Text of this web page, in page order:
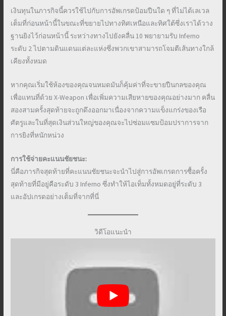
เงินทุนในภารกิจนี้ควรใช้ไปกับการอัพเกรดป้อมปืนใด ๆ ที่ไม่ได้เลเวล
เต็มที่ก่อนหน้านี้ในขณะที่ขยายไปทางทิศเหนือและทิศใต้ซึ่งเราได้วาง
ฐานยิงไว้ก่อนหน้านี้ ระหว่างทางไปยังคลื่น 10 พยายามรับ Inferno
ระดับ 2 ไปตามดินแดนแต่ละแห่งซึ่งพวกเขาสามารถโจมตีเส้นทางใกล้
เคียงทั้งหมด
หากคุณเริ่มใช้ห้องของคุณจนหมดมันก็คุ้มค่าที่จะขายปืนกลของคุณ
เพื่อแทนที่ด้วย X-Weapon เพื่อเพิ่มความเสียหายของคุณอย่างมาก คลื่น
สองสามครั้งสุดท้ายจะถูกดึงออกมาเนื่องจากความแข็งแกร่งของเรือ
ศัตรูและในที่สุดเงินส่วนใหญ่ของคุณจะไปซ่อมแซมป้อมปราการจาก
การยิงที่หนักหน่วง
การใช้จ่ายคะแนนชัยชนะ:
นี่คือภารกิจสุดท้ายที่คะแนนชัยชนะจะนำไปสู่การอัพเกรดการซื้อครั้ง
สุดท้ายที่มีอยู่คือระดับ 3 Inferno ซึ่งทำให้ไอเท็มทั้งหมดอยู่ที่ระดับ 3
และอัปเกรดอย่างเต็มที่จากที่นี่
วิดีโอแนะนำ